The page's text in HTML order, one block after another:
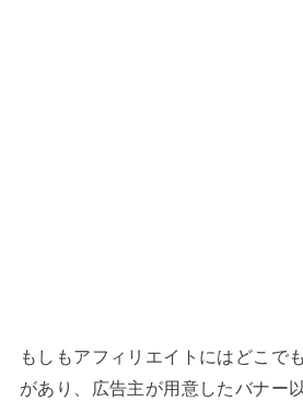
もしもアフィリエイトにはどこで
があり、広告主が用意したバナー